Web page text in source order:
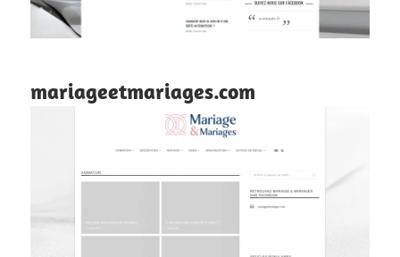
mariageetmariages.com